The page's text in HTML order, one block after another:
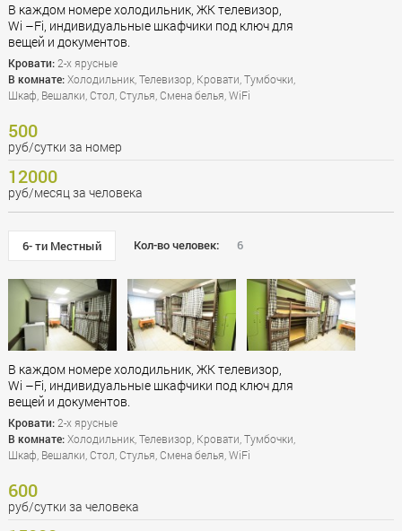
В каждом номере холодильник, ЖК телевизор,
Wi –Fi, индивидуальные шкафчики под ключ для
вещей и документов.
Кровати:2-х ярусные
В комнате:Холодильник, Телевизор, Кровати, Тумбочки,
Шкаф, Вешалки, Стол, Стулья, Смена белья, WiFi
500
руб/сутки за номер
12000
руб/месяц за человека
6- ти Местный Кол-во человек: 6
В каждом номере холодильник, ЖК телевизор,
Wi –Fi, индивидуальные шкафчики под ключ для
вещей и документов.
Кровати:2-х ярусные
В комнате:Холодильник, Телевизор, Кровати, Тумбочки,
Шкаф, Вешалки, Стол, Стулья, Смена белья, WiFi
600
руб/сутки за человека